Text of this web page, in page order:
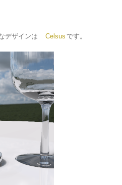
デザインは Celsus です。